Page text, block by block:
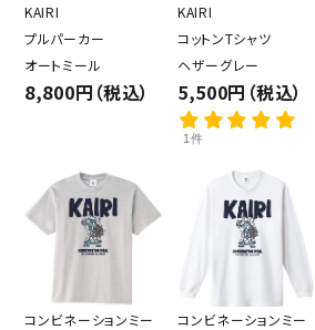
KAIRI
プルパーカー
オートミール
8,800円（税込）
KAIRI
コットンTシャツ
ヘザーグレー
5,500円（税込）
1件
コンビネーションミー
コンビネーションミー